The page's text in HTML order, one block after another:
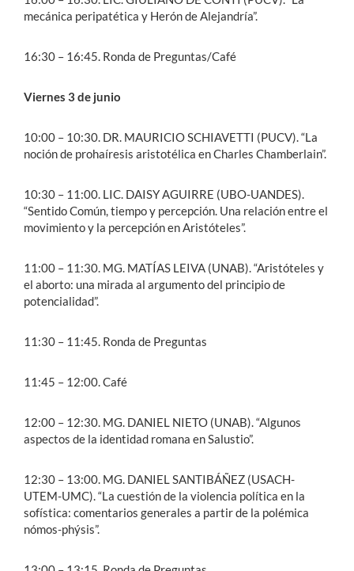
mecánica peripatética y Herón de Alejandría”.
16:30 – 16:45. Ronda de Preguntas/Café
Viernes 3 de junio
10:00 – 10:30. DR. MAURICIO SCHIAVETTI (PUCV). “La
noción de prohaíresis aristotélica en Charles Chamberlain”.
10:30 – 11:00. LIC. DAISY AGUIRRE (UBO-UANDES).
“Sentido Común, tiempo y percepción. Una relación entre el
movimiento y la percepción en Aristóteles”.
11:00 – 11:30. MG. MATÍAS LEIVA (UNAB). “Aristóteles y
el aborto: una mirada al argumento del principio de
potencialidad”.
11:30 – 11:45. Ronda de Preguntas
11:45 – 12:00. Café
12:00 – 12:30. MG. DANIEL NIETO (UNAB). “Algunos
aspectos de la identidad romana en Salustio”.
12:30 – 13:00. MG. DANIEL SANTIBÁÑEZ (USACH-
UTEM-UMC). “La cuestión de la violencia política en la
sofística: comentarios generales a partir de la polémica
nómos-phýsis”.